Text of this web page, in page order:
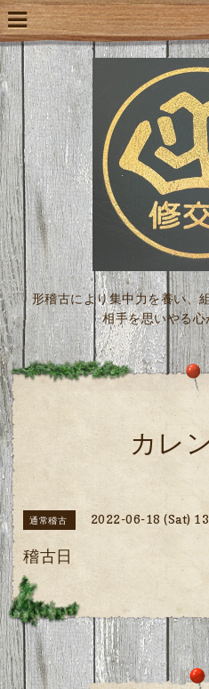
形稽古により集中力を養い、
相手を思いやる
カレ
通常稽古 2022-06-18 (Sat)
稽古日